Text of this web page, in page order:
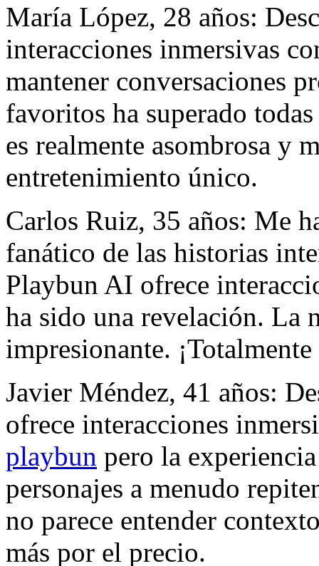
María López, 28 años:
interacciones inmersivas
mantener conversaciones
favoritos ha superado
es realmente asombrosa y
entretenimiento único.
Carlos Ruiz, 35 años: Me
fanático de las historias
Playbun AI ofrece
ha sido una revelación. La
impresionante.
Javier Méndez, 41 años:
ofrece interacciones
playbun pero la
personajes a menudo
no parece entender
más por el precio.